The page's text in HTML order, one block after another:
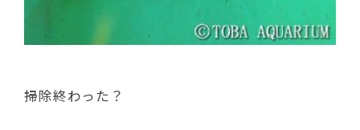
掃除終わった？